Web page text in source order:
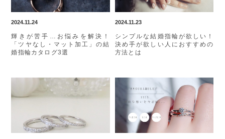
2024.11.24
輝きが苦手…お悩みを解決！
「ツヤなし・マット加工」の結
婚指輪カタログ3選
2024.11.23
シンプルな結婚指輪が欲しい！
決め手が欲しい人におすすめの
方法とは